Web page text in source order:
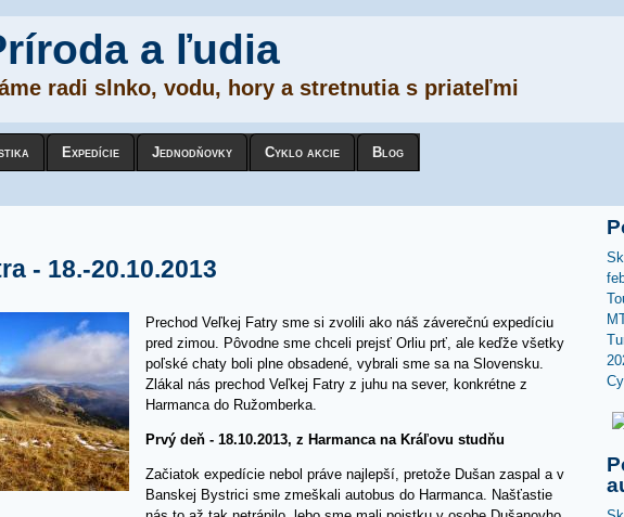
a ľudia
radi slnko, vodu, hory a stretnutia s priateľmi
Expedície Jednodňovky Cyklo akcie Blog
tu
- 18.-20.10.2013
Prechod Veľkej Fatry sme si zvolili ako náš záverečnú expedíciu
pred zimou. Pôvodne sme chceli prejsť Orliu prť, ale keďže všetky
poľské chaty boli plne obsadené, vybrali sme sa na Slovensku.
Zlákal nás prechod Veľkej Fatry z juhu na sever, konkrétne z
Harmanca do Ružomberka.
Prvý deň - 18.10.2013, z Harmanca na Kráľovu studňu
Začiatok expedície nebol práve najlepší, pretože Dušan zaspal a v
Banskej Bystrici sme zmeškali autobus do Harmanca. Našťastie